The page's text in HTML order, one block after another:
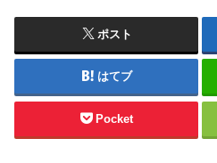
ポスト
はてブ
Pocket